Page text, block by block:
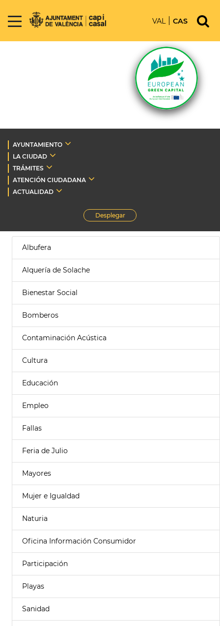
VAL CAS
AYUNTAMIENTO
LA CIUDAD
TRÁMITES
ATENCIÓN CIUDADANA
ACTUALIDAD
Desplegar
Albufera
Alquería de Solache
Bienestar Social
Bomberos
Contaminación Acústica
Cultura
Educación
Empleo
Fallas
Feria de Julio
Mayores
Mujer e Igualdad
Naturia
Oficina Información Consumidor
Participación
Playas
Sanidad